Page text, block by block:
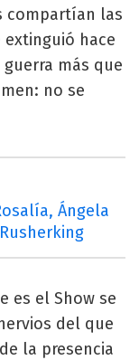
compartían las
extinguió hace
más que
no se
Ángela
es el Show se
del que
la presencia